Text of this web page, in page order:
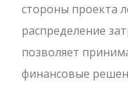
стороны проекта
распределение
позволяет
финансовые